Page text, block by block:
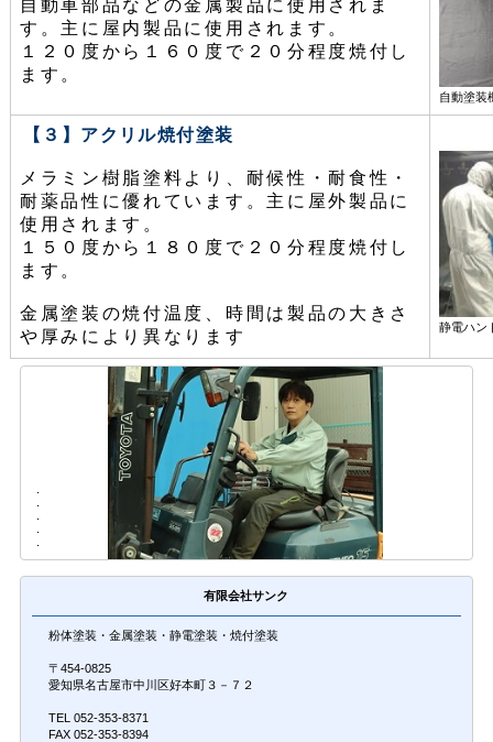
自動車部品などの金属製品に使用されま
す。主に屋内製品に使用されます。
１２０度から１６０度で２０分程度焼付し
ます。
自動塗
【３】アクリル焼付塗装
メラミン樹脂塗料より、耐候性・耐食性・
耐薬品性に優れています。主に屋外製品に
使用されます。
１５０度から１８０度で２０分程度焼付し
ます。
金属塗装の焼付温度、時間は製品の大きさ
や厚みにより異なります
静電ハ
有限会社サンク
粉体塗装・金属塗装・静電塗装・焼付塗装
〒454-0825
愛知県名古屋市中川区好本町３－７２
TEL 052-353-8371
FAX 052-353-8394